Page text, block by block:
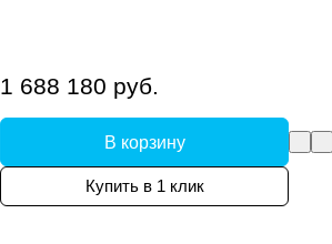
1 688 180 руб.
В корзину
Купить в 1 клик